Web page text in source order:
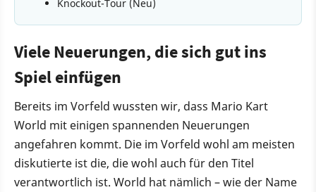
Knockout-Tour (Neu)
Viele Neuerungen, die sich gut ins
Spiel einfügen
Bereits im Vorfeld wussten wir, dass Mario Kart
World mit einigen spannenden Neuerungen
angefahren kommt. Die im Vorfeld wohl am meisten
diskutierte ist die, die wohl auch für den Titel
verantwortlich ist. World hat nämlich – wie der Name